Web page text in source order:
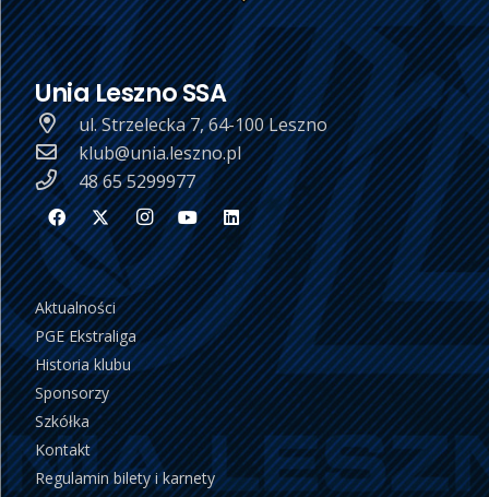
Unia Leszno SSA
ul. Strzelecka 7, 64-100 Leszno
klub@unia.leszno.pl
48 65 5299977
Aktualności
PGE Ekstraliga
Historia klubu
Sponsorzy
Szkółka
Kontakt
Regulamin bilety i karnety